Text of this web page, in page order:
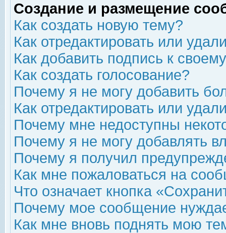
Создание и размещение
Как создать новую тему?
Как отредактировать или
Как добавить подпись к
Как создать голосование?
Почему я не могу добавить
Как отредактировать или
Почему мне недоступны
Почему я не могу добавлять
Почему я получил
Как мне пожаловаться на
Что означает кнопка
Почему мое сообщение
Как мне вновь поднять мою